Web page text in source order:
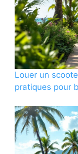
Louer un
pratiques pour